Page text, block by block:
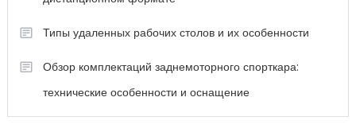
Типы удаленных рабочих столов и их особенности
Обзор комплектаций заднемоторного спорткара:
технические особенности и оснащение